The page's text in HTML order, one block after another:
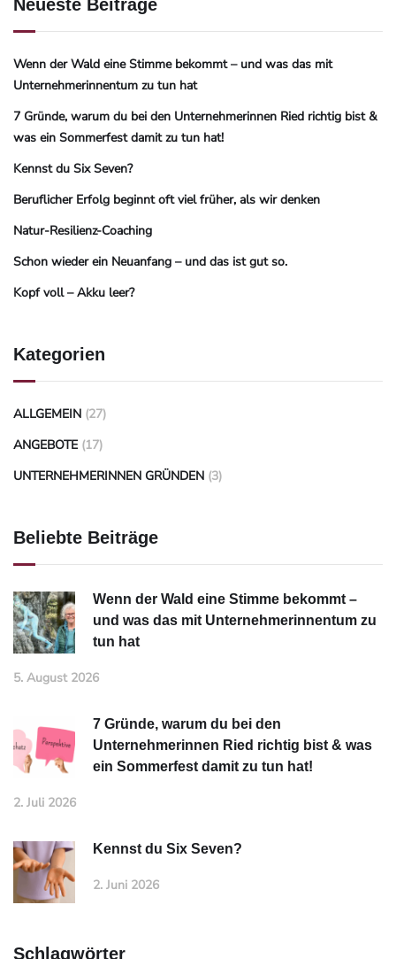
Neueste Beiträge
Wenn der Wald eine Stimme bekommt – und was das mit
Unternehmerinnentum zu tun hat
7 Gründe, warum du bei den Unternehmerinnen Ried richtig bist &
was ein Sommerfest damit zu tun hat!
Kennst du Six Seven?
Beruflicher Erfolg beginnt oft viel früher, als wir denken
Natur-Resilienz-Coaching
Schon wieder ein Neuanfang – und das ist gut so.
Kopf voll – Akku leer?
Kategorien
ALLGEMEIN (27)
ANGEBOTE (17)
UNTERNEHMERINNEN GRÜNDEN (3)
Beliebte Beiträge
Wenn der Wald eine Stimme bekommt –
und was das mit Unternehmerinnentum zu
tun hat
5. August 2026
7 Gründe, warum du bei den
Unternehmerinnen Ried richtig bist & was
ein Sommerfest damit zu tun hat!
2. Juli 2026
Kennst du Six Seven?
2. Juni 2026
Schlagwörter